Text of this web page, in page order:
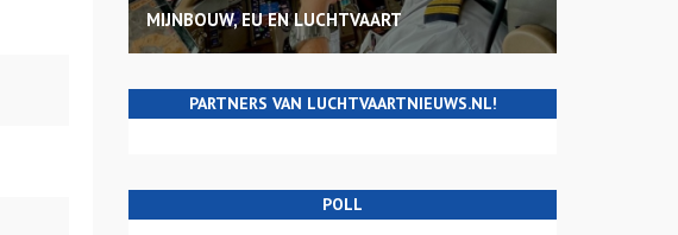
MIJNBOUW, EU EN LUCHTVAART
PARTNERS VAN LUCHTVAARTNIEUWS.NL!
POLL